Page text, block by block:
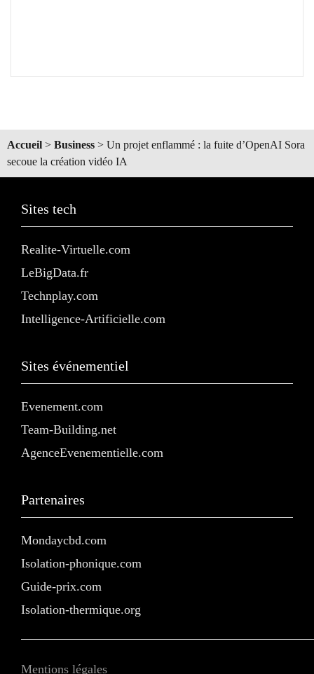
Accueil > Business > Un projet enflammé : la fuite d’OpenAI Sora
secoue la création vidéo IA
Sites tech
Realite-Virtuelle.com
LeBigData.fr
Technplay.com
Intelligence-Artificielle.com
Sites événementiel
Evenement.com
Team-Building.net
AgenceEvenementielle.com
Partenaires
Mondaycbd.com
Isolation-phonique.com
Guide-prix.com
Isolation-thermique.org
Mentions légales